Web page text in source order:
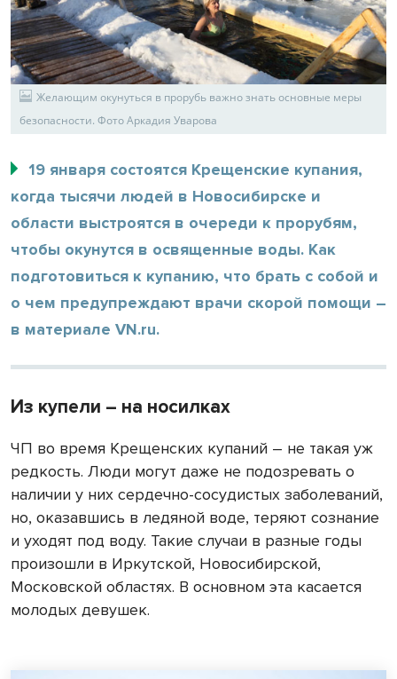
Желающим окунуться в прорубь важно знать основные меры
безопасности. Фото Аркадия Уварова
19 января состоятся Крещенские купания,
когда тысячи людей в Новосибирске и
области выстроятся в очереди к прорубям,
чтобы окунутся в освященные воды. Как
подготовиться к купанию, что брать с собой и
о чем предупреждают врачи скорой помощи –
в материале VN.ru.
Из купели – на носилках
ЧП во время Крещенских купаний – не такая уж
редкость. Люди могут даже не подозревать о
наличии у них сердечно-сосудистых заболеваний,
но, оказавшись в ледяной воде, теряют сознание
и уходят под воду. Такие случаи в разные годы
произошли в Иркутской, Новосибирской,
Московской областях. В основном эта касается
молодых девушек.